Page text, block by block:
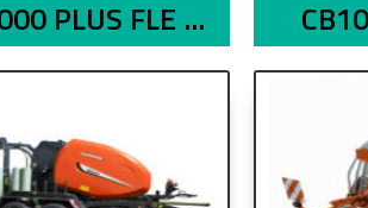
PLUS FLE ...